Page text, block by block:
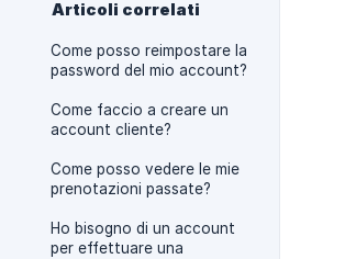
Articoli correlati
Come posso reimpostare la
password del mio account?
Come faccio a creare un
account cliente?
Come posso vedere le mie
prenotazioni passate?
Ho bisogno di un account
per effettuare una